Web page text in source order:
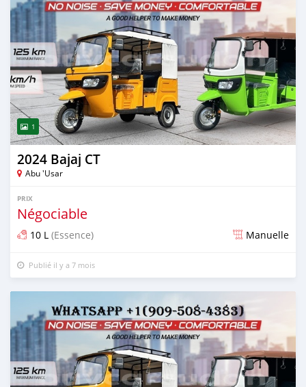
1
2024 Bajaj CT
Abu 'Usar
PRIX
Négociable
10 L (Essence) Manuelle
Publié il y a 7 mois